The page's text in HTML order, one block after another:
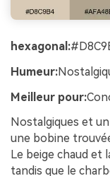
hexagonal:
Humeur:
Meilleur pour:
Nostalgiques et
une bobine
Le beige chaud et
tandis que le